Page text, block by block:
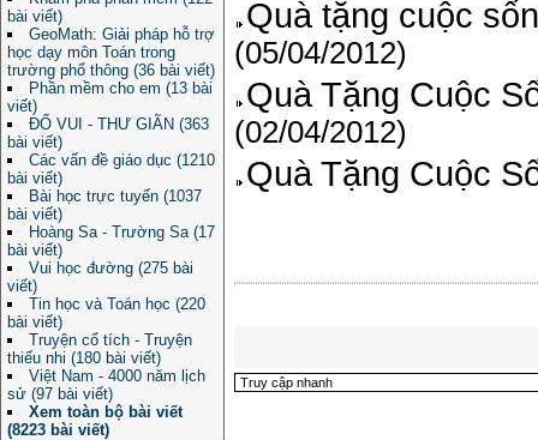
bài viết)
GeoMath: Giải pháp hỗ trợ
học dạy môn Toán trong
trường phổ thông (36 bài viết)
Phần mềm cho em (13 bài
viết)
ĐỐ VUI - THƯ GIÃN (363
bài viết)
Các vấn đề giáo dục (1210
bài viết)
Bài học trực tuyến (1037
bài viết)
Hoàng Sa - Trường Sa (17
bài viết)
Vui học đường (275 bài
viết)
Tin học và Toán học (220
bài viết)
Truyện cổ tích - Truyện
thiếu nhi (180 bài viết)
Việt Nam - 4000 năm lịch
sử (97 bài viết)
Xem toàn bộ bài viết
(8223 bài viết)
Quà tặng cuộc
(05/04/2012)
Quà Tặng Cuộc
(02/04/2012)
Quà Tặng Cuộc